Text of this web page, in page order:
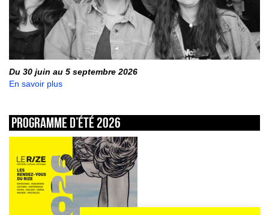
Du 30 juin au 5 septembre 2026
En savoir plus
Programme d’été 2026